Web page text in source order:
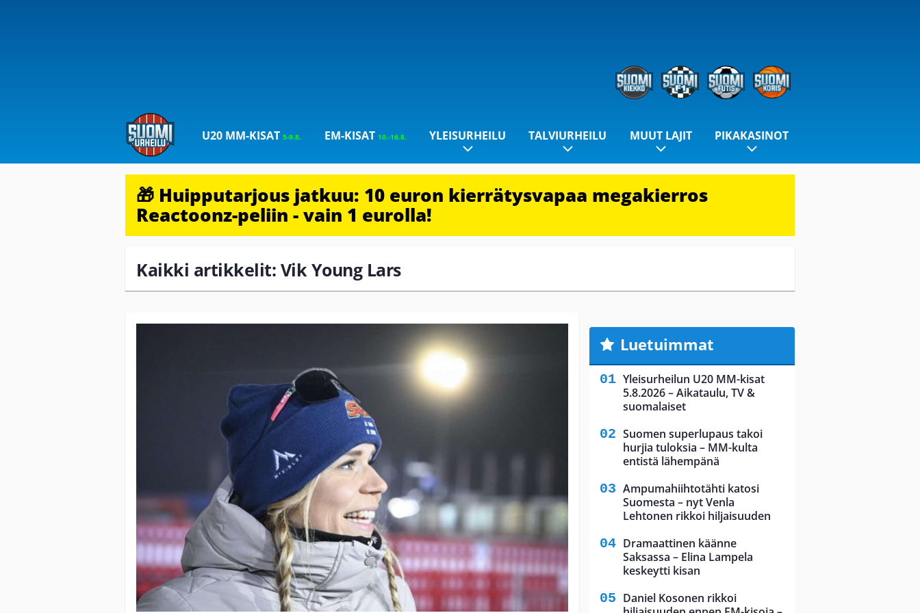
U20 MM-KISAT5-9.8. EM-KISAT 10.-16.8. YLEISURHEILU TALVIURHEILU MUUT LAJIT PIKAKASINOT
🎁 Huipputarjous jatkuu: 10 euron kierrätysvapaa megakierros
Reactoonz-peliin - vain 1 eurolla!
Kaikki artikkelit: Vik Young Lars
Luetuimmat
Yleisurheilun U20 MM-kisat
5.8.2026 – Aikataulu, TV &
suomalaiset
Suomen superlupaus takoi
hurjia tuloksia – MM-kulta
entistä lähempänä
Ampumahiihtotähti katosi
Suomesta – nyt Venla
Lehtonen rikkoi hiljaisuuden
Dramaattinen käänne
Saksassa – Elina Lampela
keskeytti kisan
Daniel Kosonen rikkoi